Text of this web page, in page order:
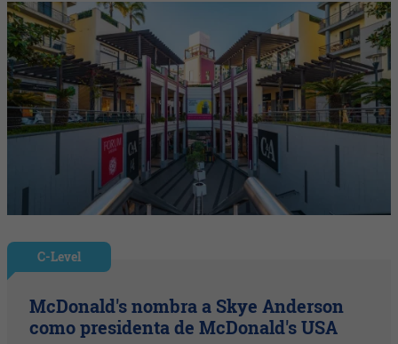
C-Level
McDonald's nombra a Skye Anderson
como presidenta de McDonald's USA